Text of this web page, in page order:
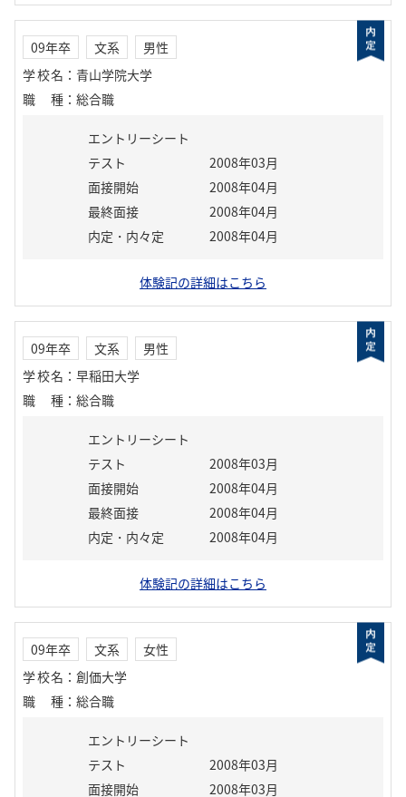
09年卒 文系
男性
学校名 ： 青山学院大学
職種 ： 総合職
エントリーシート
テスト
2008年03月
面接開始
2008年04月
最終面接
2008年04月
内定・内々定
2008年04月
体験記の詳細はこちら
09年卒 文系
男性
学校名 ： 早稲田大学
職種 ： 総合職
エントリーシート
テスト
2008年03月
面接開始
2008年04月
最終面接
2008年04月
内定・内々定
2008年04月
体験記の詳細はこちら
09年卒 文系
女性
学校名 ： 創価大学
職種 ： 総合職
エントリーシート
テスト
2008年03月
面接開始
2008年03月